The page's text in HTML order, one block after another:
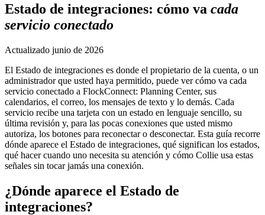
Estado de integraciones: cómo va cada
servicio conectado
Actualizado junio de 2026
El Estado de integraciones es donde el propietario de la cuenta, o un
administrador que usted haya permitido, puede ver cómo va cada
servicio conectado a FlockConnect: Planning Center, sus
calendarios, el correo, los mensajes de texto y lo demás. Cada
servicio recibe una tarjeta con un estado en lenguaje sencillo, su
última revisión y, para las pocas conexiones que usted mismo
autoriza, los botones para reconectar o desconectar. Esta guía recorre
dónde aparece el Estado de integraciones, qué significan los estados,
qué hacer cuando uno necesita su atención y cómo Collie usa estas
señales sin tocar jamás una conexión.
¿Dónde aparece el Estado de
integraciones?